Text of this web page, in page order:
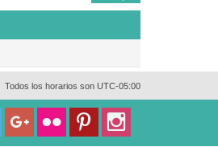
Todos los horarios son UTC-05:00